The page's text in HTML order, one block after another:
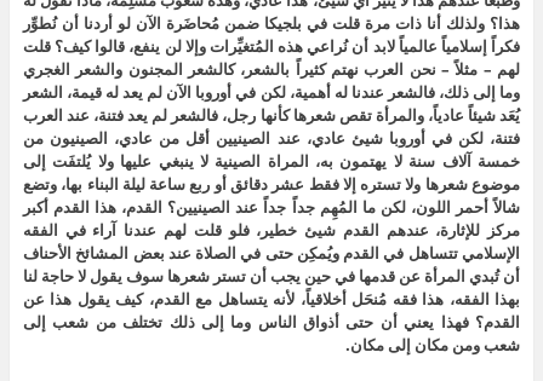
هذا؟ ولذلك أنا ذات مرة قلت في بلجيكا ضمن مُحاضَرة الآن لو أردنا أن نُطوِّر
فكراً إسلامياً عالمياً لابد أن نُراعي هذه المُتغيِّرات وإلا لن ينفع، قالوا كيف؟ قلت
لهم – مثلاً – نحن العرب نهتم كثيراً بالشعر، كالشعر المجنون والشعر الغجري
وما إلى ذلك، فالشعر عندنا له أهمية، لكن في أوروبا الآن لم يعد له قيمة، الشعر
يُعَد شيئاً عادياً، والمرأة تقص شعرها كأنها رجل، فالشعر لم يعد فتنة، عند العرب
فتنة، لكن في أوروبا شيئ عادي، عند الصينيين أقل من عادي، الصينيون من
خمسة آلاف سنة لا يهتمون به، المراة الصينية لا ينبغي عليها ولا يُلتفَت إلى
موضوع شعرها ولا تستره إلا فقط عشر دقائق أو ربع ساعة ليلة البناء بها، وتضع
شالاً أحمر اللون، لكن ما المُهِم جداً جداً عند الصينيين؟ القدم، هذا القدم أكبر
مركز للإثارة، عندهم القدم شيئ خطير، فلو قلت لهم عندنا آراء في الفقه
الإسلامي تتساهل في القدم ويُمكِن حتى في الصلاة عند بعض المشائخ الأحناف
أن تُبدي المرأة عن قدمها في حين يجب أن تستر شعرها سوف يقول لا حاجة لنا
بهذا الفقه، هذا فقه مُنحَل أخلاقياً، لأنه يتساهل مع القدم، كيف يقول هذا عن
القدم؟ فهذا يعني أن حتى أذواق الناس وما إلى ذلك تختلف من شعب إلى
شعب ومن مكان إلى مكان.